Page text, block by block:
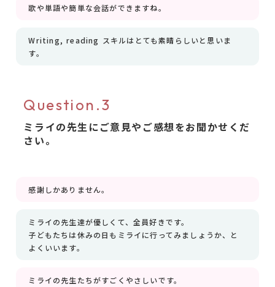
歌や単語や簡単な会話ができますね。
Writing, reading スキルはとても素晴らしいと思いま
す。
Question.3
ミライの先生にご意見やご感想をお聞かせくだ
さい。
感謝しかありません。
ミライの先生達が優しくて、全員好きです。
子どもたちは休みの日もミライに行ってみましょうか、と
よくいいます。
ミライの先生たちがすごくやさしいです。